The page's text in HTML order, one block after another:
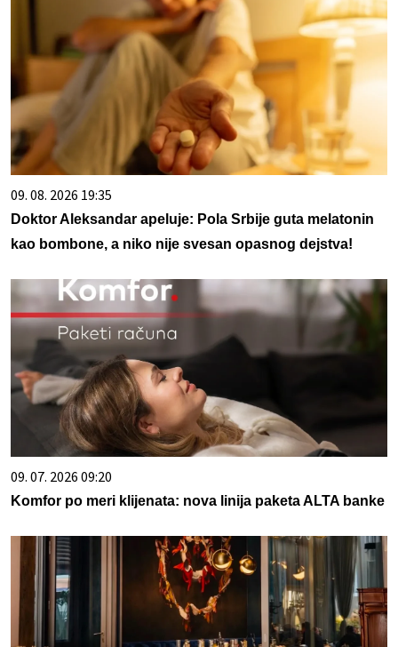
09. 08. 2026 19:35
Doktor Aleksandar apeluje: Pola Srbije guta melatonin
kao bombone, a niko nije svesan opasnog dejstva!
09. 07. 2026 09:20
Komfor po meri klijenata: nova linija paketa ALTA banke